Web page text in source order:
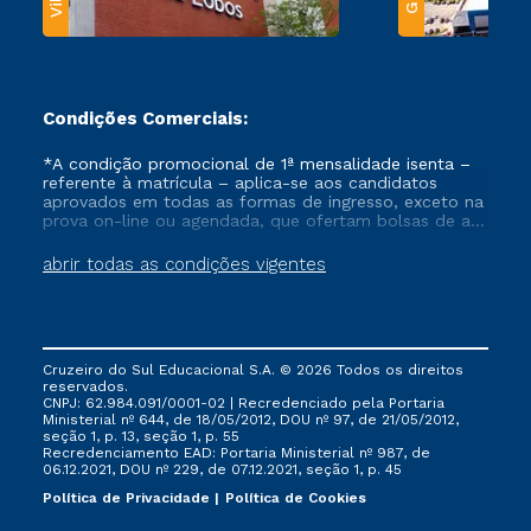
Condições Comerciais:
abrir todas as condições vigentes
*A condição promocional de 1ª mensalidade isenta –
referente à matrícula – aplica-se aos candidatos
aprovados em todas as formas de ingresso, exceto na
prova on-line ou agendada, que ofertam bolsas de até
vigente, que ainda não tenham efetivado e/ou não
tenham cancelado ou trancado sua matrícula em uma
via FIES, Prouni e outros programas governamentais, e
não se acumula com nenhuma outra campanha
ofertada pela Instituição.
Cruzeiro do Sul Educacional S.A. © 2026 Todos os direitos
reservados.
CNPJ: 62.984.091/0001-02 | Recredenciado pela Portaria
Ministerial nº 644, de 18/05/2012, DOU nº 97, de 21/05/2012,
seção 1, p. 13, seção 1, p. 55
Recredenciamento EAD: Portaria Ministerial nº 987, de
06.12.2021, DOU nº 229, de 07.12.2021, seção 1, p. 45
Política de Privacidade
Política de Cookies